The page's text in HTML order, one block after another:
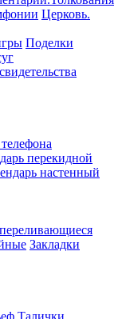
Церковь.
Поделки
перекидной
настенный
Закладки
Талички